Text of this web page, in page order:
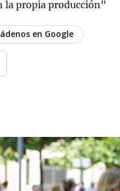
la propia producción"
en Google